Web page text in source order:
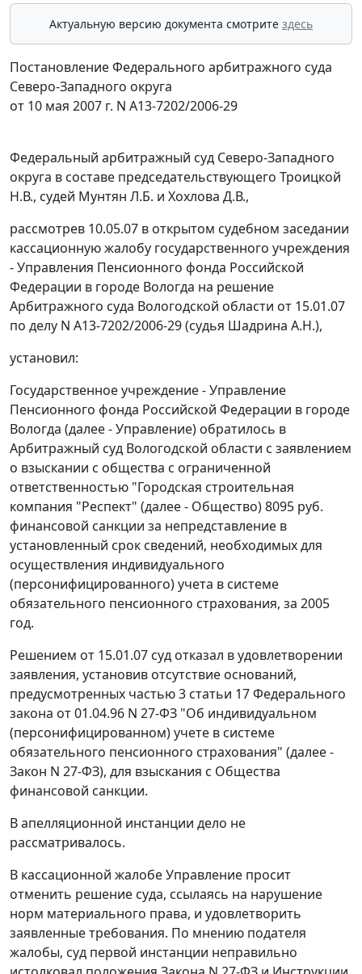
Актуальную версию документа смотрите здесь
Постановление Федерального арбитражного суда
Северо-Западного округа
от 10 мая 2007 г. N А13-7202/2006-29
Федеральный арбитражный суд Северо-Западного
округа в составе председательствующего Троицкой
Н.В., судей Мунтян Л.Б. и Хохлова Д.В.,
рассмотрев 10.05.07 в открытом судебном заседании
кассационную жалобу государственного учреждения
- Управления Пенсионного фонда Российской
Федерации в городе Вологда на решение
Арбитражного суда Вологодской области от 15.01.07
по делу N А13-7202/2006-29 (судья Шадрина А.Н.),
установил:
Государственное учреждение - Управление
Пенсионного фонда Российской Федерации в городе
Вологда (далее - Управление) обратилось в
Арбитражный суд Вологодской области с заявлением
о взыскании с общества с ограниченной
ответственностью "Городская строительная
компания "Респект" (далее - Общество) 8095 руб.
финансовой санкции за непредставление в
установленный срок сведений, необходимых для
осуществления индивидуального
(персонифицированного) учета в системе
обязательного пенсионного страхования, за 2005
год.
Решением от 15.01.07 суд отказал в удовлетворении
заявления, установив отсутствие оснований,
предусмотренных частью 3 статьи 17Федерального
закона от 01.04.96 N 27-ФЗ "Об индивидуальном
(персонифицированном) учете в системе
обязательного пенсионного страхования" (далее -
Закон N 27-ФЗ), для взыскания с Общества
финансовой санкции.
В апелляционной инстанции дело не
рассматривалось.
В кассационной жалобе Управление просит
отменить решение суда, ссылаясь на нарушение
норм материального права, и удовлетворить
заявленные требования. По мнению подателя
жалобы, суд первой инстанции неправильно